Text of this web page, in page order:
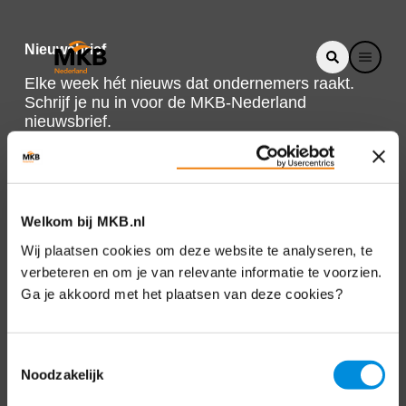
Welkom bij MKB.nl
Wij plaatsen cookies om deze website te analyseren, te
verbeteren en om je van relevante informatie te voorzien.
Ga je akkoord met het plaatsen van deze cookies?
Noodzakelijk
Nieuwsbrief
Elke week hét nieuws dat ondernemers raakt.
Schrijf je nu in voor de MKB-Nederland
nieuwsbrief.
Direct naar
Over ons
Bezuidenhoutseweg 12